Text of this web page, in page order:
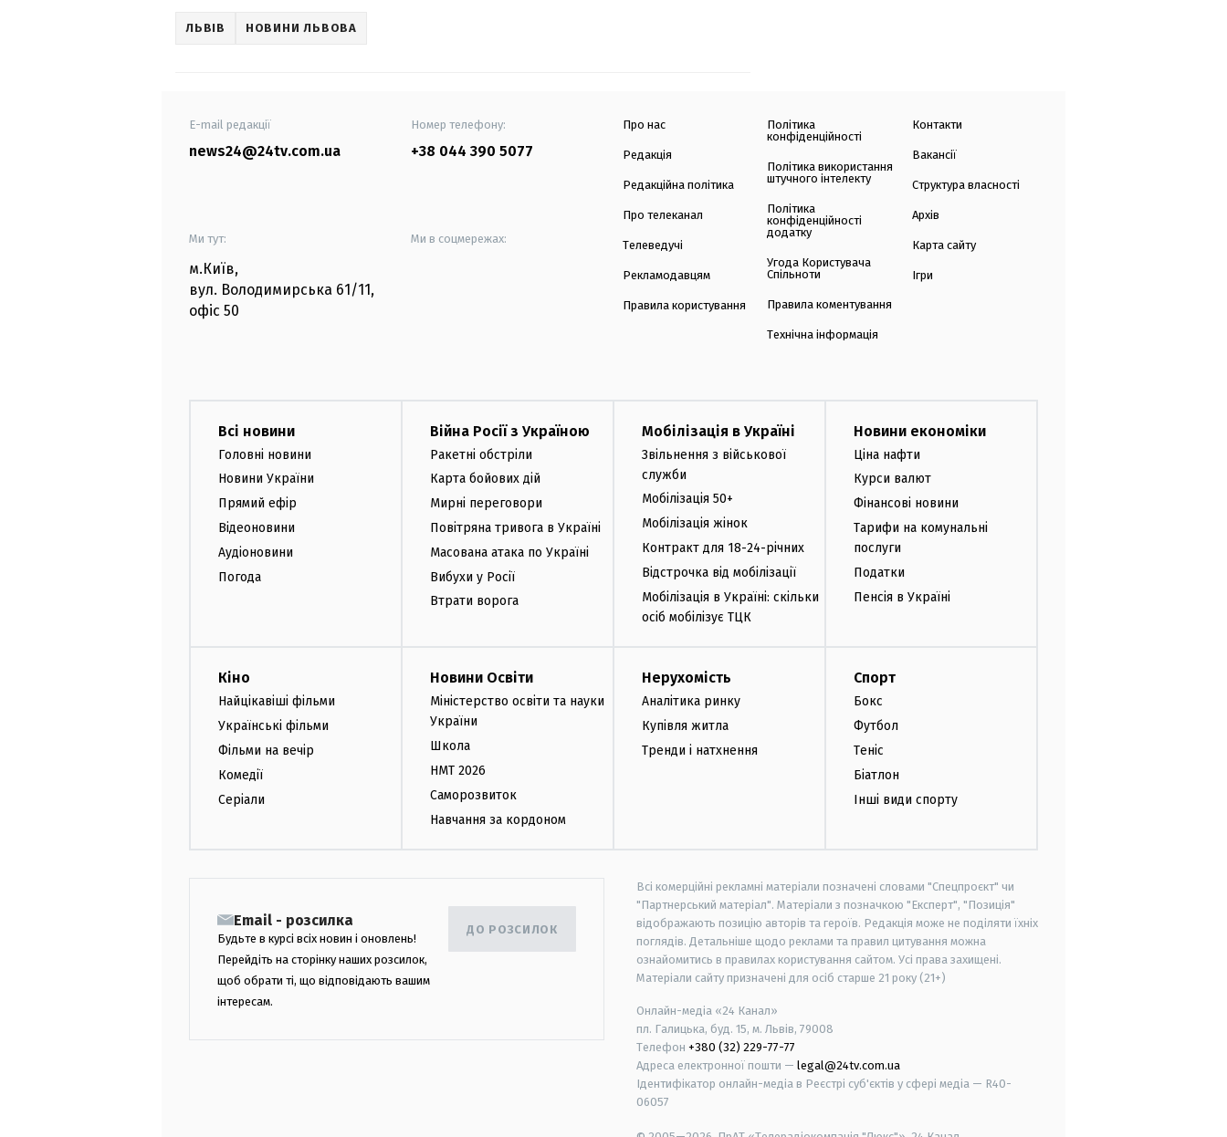
ЛЬВІВ НОВИНИ ЛЬВОВА
E-mail редакції
news24@24tv.com.ua
Номер телефону:
+38 044 390 5077
Ми тут:
м.Київ,
вул. Володимирська 61/11,
офіс 50
Ми в соцмережах:
Про нас
Редакція
Редакційна політика
Про телеканал
Телеведучі
Рекламодавцям
Правила користування
Політика
конфіденційності
Політика використання
штучного інтелекту
Політика
конфіденційності
додатку
Угода Користувача
Спільноти
Правила коментування
Технічна інформація
Контакти
Вакансії
Структура власності
Архів
Карта сайту
Ігри
Всі новини
Головні новини
Новини України
Прямий ефір
Відеоновини
Аудіоновини
Погода
Війна Росії з Україною
Ракетні обстріли
Карта бойових дій
Мирні переговори
Повітряна тривога в Україні
Масована атака по Україні
Вибухи у Росії
Втрати ворога
Мобілізація в Україні
Звільнення з військової
служби
Мобілізація 50+
Мобілізація жінок
Контракт для 18-24-річних
Відстрочка від мобілізації
Мобілізація в Україні: скільки
осіб мобілізує ТЦК
Новини економіки
Ціна нафти
Курси валют
Фінансові новини
Тарифи на комунальні
послуги
Податки
Пенсія в Україні
Кіно
Найцікавіші фільми
Українські фільми
Фільми на вечір
Комедії
Серіали
Новини Освіти
Міністерство освіти та науки
України
Школа
НМТ 2026
Саморозвиток
Навчання за кордоном
Нерухомість
Аналітика ринку
Купівля житла
Тренди і натхнення
Спорт
Бокс
Футбол
Теніс
Біатлон
Інші види спорту
Email - розсилка
Будьте в курсі всіх новин і оновлень!
Перейдіть на сторінку наших розсилок,
щоб обрати ті, що відповідають вашим
інтересам.
ДО РОЗСИЛОК
Всі комерційні рекламні матеріали позначені словами "Спецпроєкт" чи
"Партнерський матеріал". Матеріали з позначкою "Експерт", "Позиція"
відображають позицію авторів та героїв. Редакція може не поділяти їхніх
поглядів. Детальніше щодо реклами та правил цитування можна
ознайомитись в правилах користування сайтом. Усі права захищені.
Матеріали сайту призначені для осіб старше 21 року (21+)
Онлайн-медіа «24 Канал»
пл. Галицька, буд. 15, м. Львів, 79008
Телефон +380 (32) 229-77-77
Адреса електронної пошти — legal@24tv.com.ua
Ідентифікатор онлайн-медіа в Реєстрі суб'єктів у сфері медіа — R40-
06057